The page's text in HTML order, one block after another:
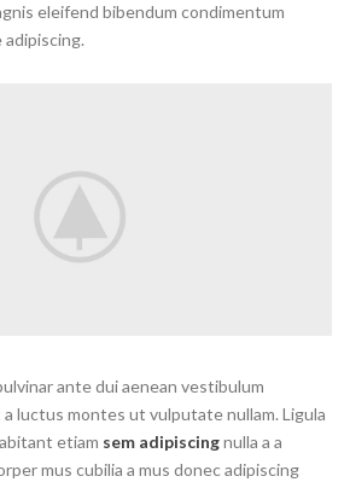
eleifend bibendum condimentum
adipiscing.
ante dui aenean vestibulum
luctus montes ut vulputate nullam. Ligula
etiam sem adipiscingnulla a a
mus cubilia a mus donec adipiscing